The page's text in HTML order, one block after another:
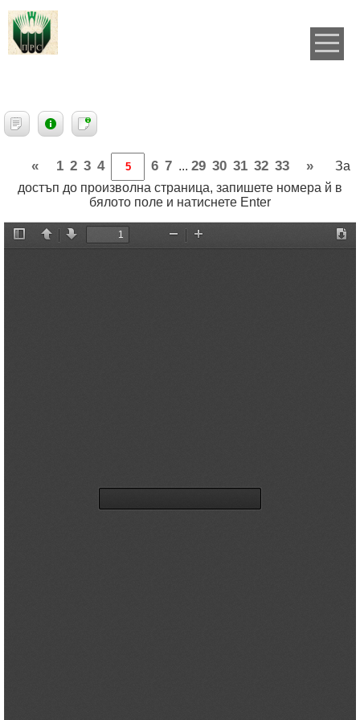
« 1 2 3 4 6 7 ... 29 30 31 32 33 »
За
достъп до произволна страница, запишете номера й в
бялото поле и натиснете Enter